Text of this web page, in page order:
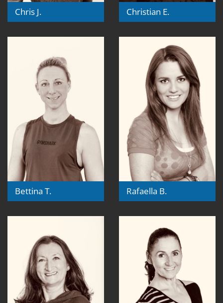
Chris J. Christian E.
Bettina T. Rafaella B.